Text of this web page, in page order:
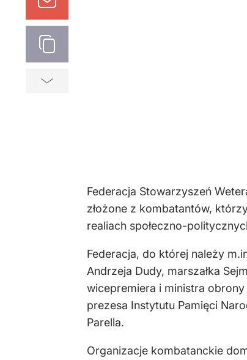
Federacja Stowarzyszeń
złożone z kombatantów,
realiach społeczno-
Federacja, do której należy
Andrzeja Dudy, marszałka
wicepremiera i ministra obrony
prezesa Instytutu Pamięci
Parella.
Organizacje kombatanckie